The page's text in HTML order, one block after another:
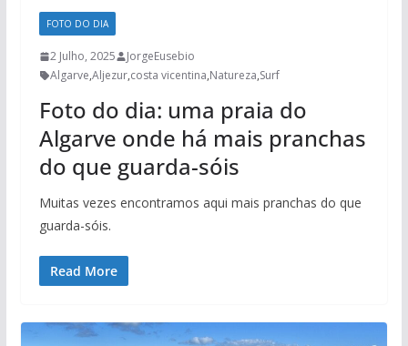
FOTO DO DIA
2 Julho, 2025
JorgeEusebio
Algarve,Aljezur,costa vicentina,Natureza,Surf
Foto do dia: uma praia do
Algarve onde há mais pranchas
do que guarda-sóis
Muitas vezes encontramos aqui mais pranchas do que
guarda-sóis.
Read More